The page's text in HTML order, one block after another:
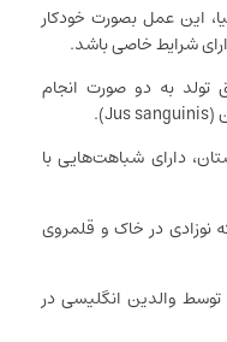
این عمل بصورت خودکار
شرایط خاصی باشد.
تولد به دو صورت انجام
دارای شباهت‌هایی با
در خاک و قلمروی
والدین انگلیسی در